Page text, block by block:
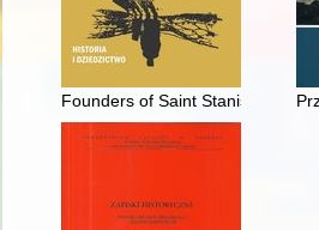
Founders of Saint Stanislaus